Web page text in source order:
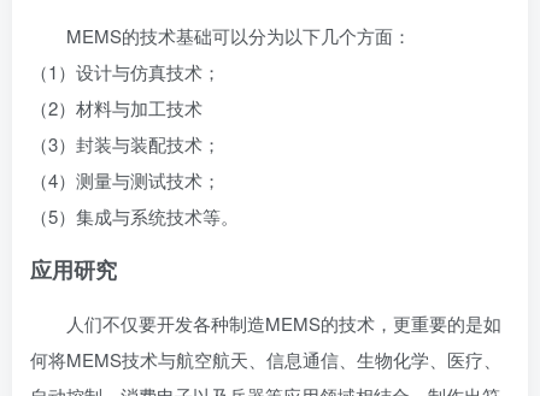
MEMS的技术基础可以分为以下几个方面：
（1）设计与仿真技术；
（2）材料与加工技术
（3）封装与装配技术；
（4）测量与测试技术；
（5）集成与系统技术等。
应用研究
人们不仅要开发各种制造MEMS的技术，更重要的是如
何将MEMS技术与航空航天、信息通信、生物化学、医疗、